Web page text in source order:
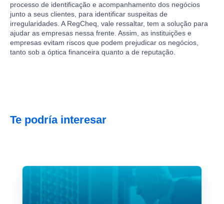
processo de identificação e acompanhamento dos negócios
junto a seus clientes, para identificar suspeitas de
irregularidades. A RegCheq, vale ressaltar, tem a solução para
ajudar as empresas nessa frente. Assim, as instituições e
empresas evitam riscos que podem prejudicar os negócios,
tanto sob a óptica financeira quanto a de reputação.
Te podría interesar